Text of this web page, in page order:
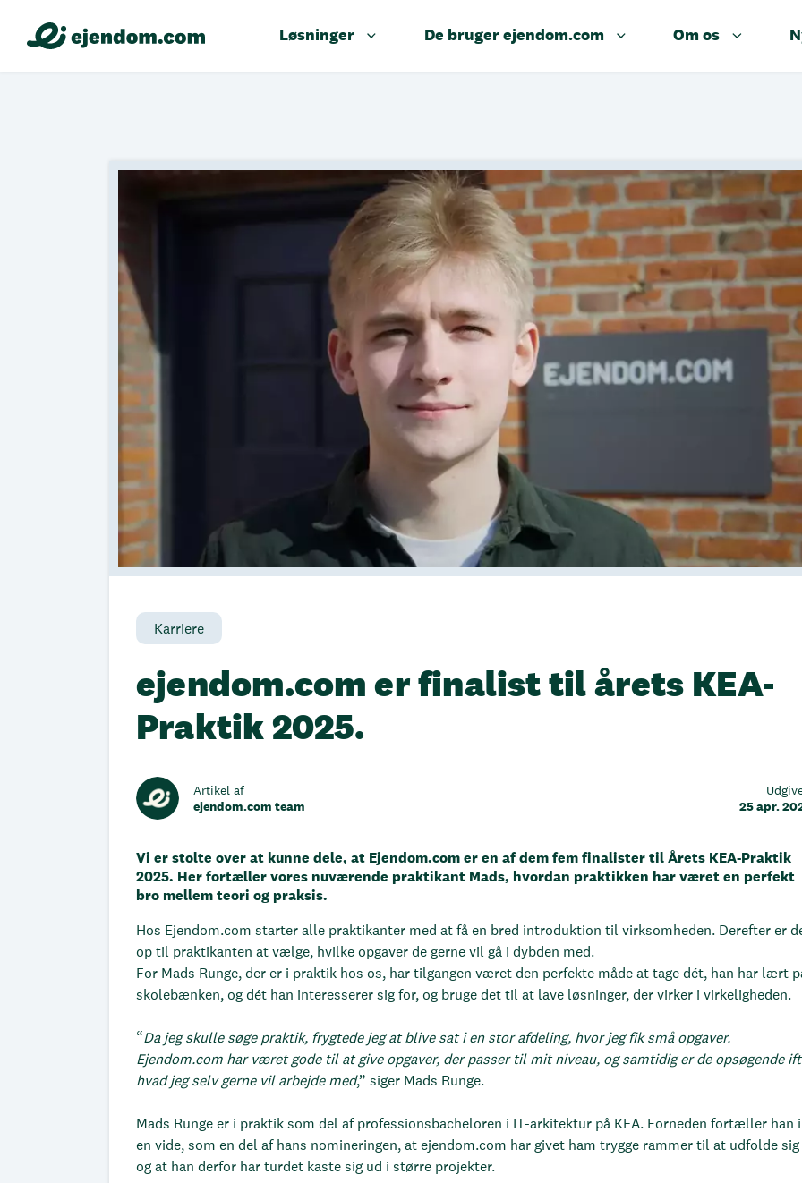
Løsninger De bruger ejendom.com Om os
Karriere
ejendom.com er finalist til årets KEA-
Praktik 2025.
Artikel af
ejendom.com team
25 apr.
Vi er stolte over at kunne dele, at Ejendom.com er en af dem fem finalister til Årets KEA-Praktik
2025. Her fortæller vores nuværende praktikant Mads, hvordan praktikken har været en perfekt
bro mellem teori og praksis.
Hos Ejendom.com starter alle praktikanter med at få en bred introduktion til virksomheden. Derefter er
op til praktikanten at vælge, hvilke opgaver de gerne vil gå i dybden med.
For Mads Runge, der er i praktik hos os, har tilgangen været den perfekte måde at tage dét, han har lært
skolebænken, og dét han interesserer sig for, og bruge det til at lave løsninger, der virker i virkeligheden.
“Da jeg skulle søge praktik, frygtede jeg at blive sat i en stor afdeling, hvor jeg fik små opgaver.
Ejendom.com har været gode til at give opgaver, der passer til mit niveau, og samtidig er de opsøgende
hvad jeg selv gerne vil arbejde med,” siger Mads Runge.
Mads Runge er i praktik som del af professionsbacheloren i IT-arkitektur på KEA. Forneden fortæller han i
en vide, som en del af hans nomineringen, at ejendom.com har givet ham trygge rammer til at udfolde sig
og at han derfor har turdet kaste sig ud i større projekter.